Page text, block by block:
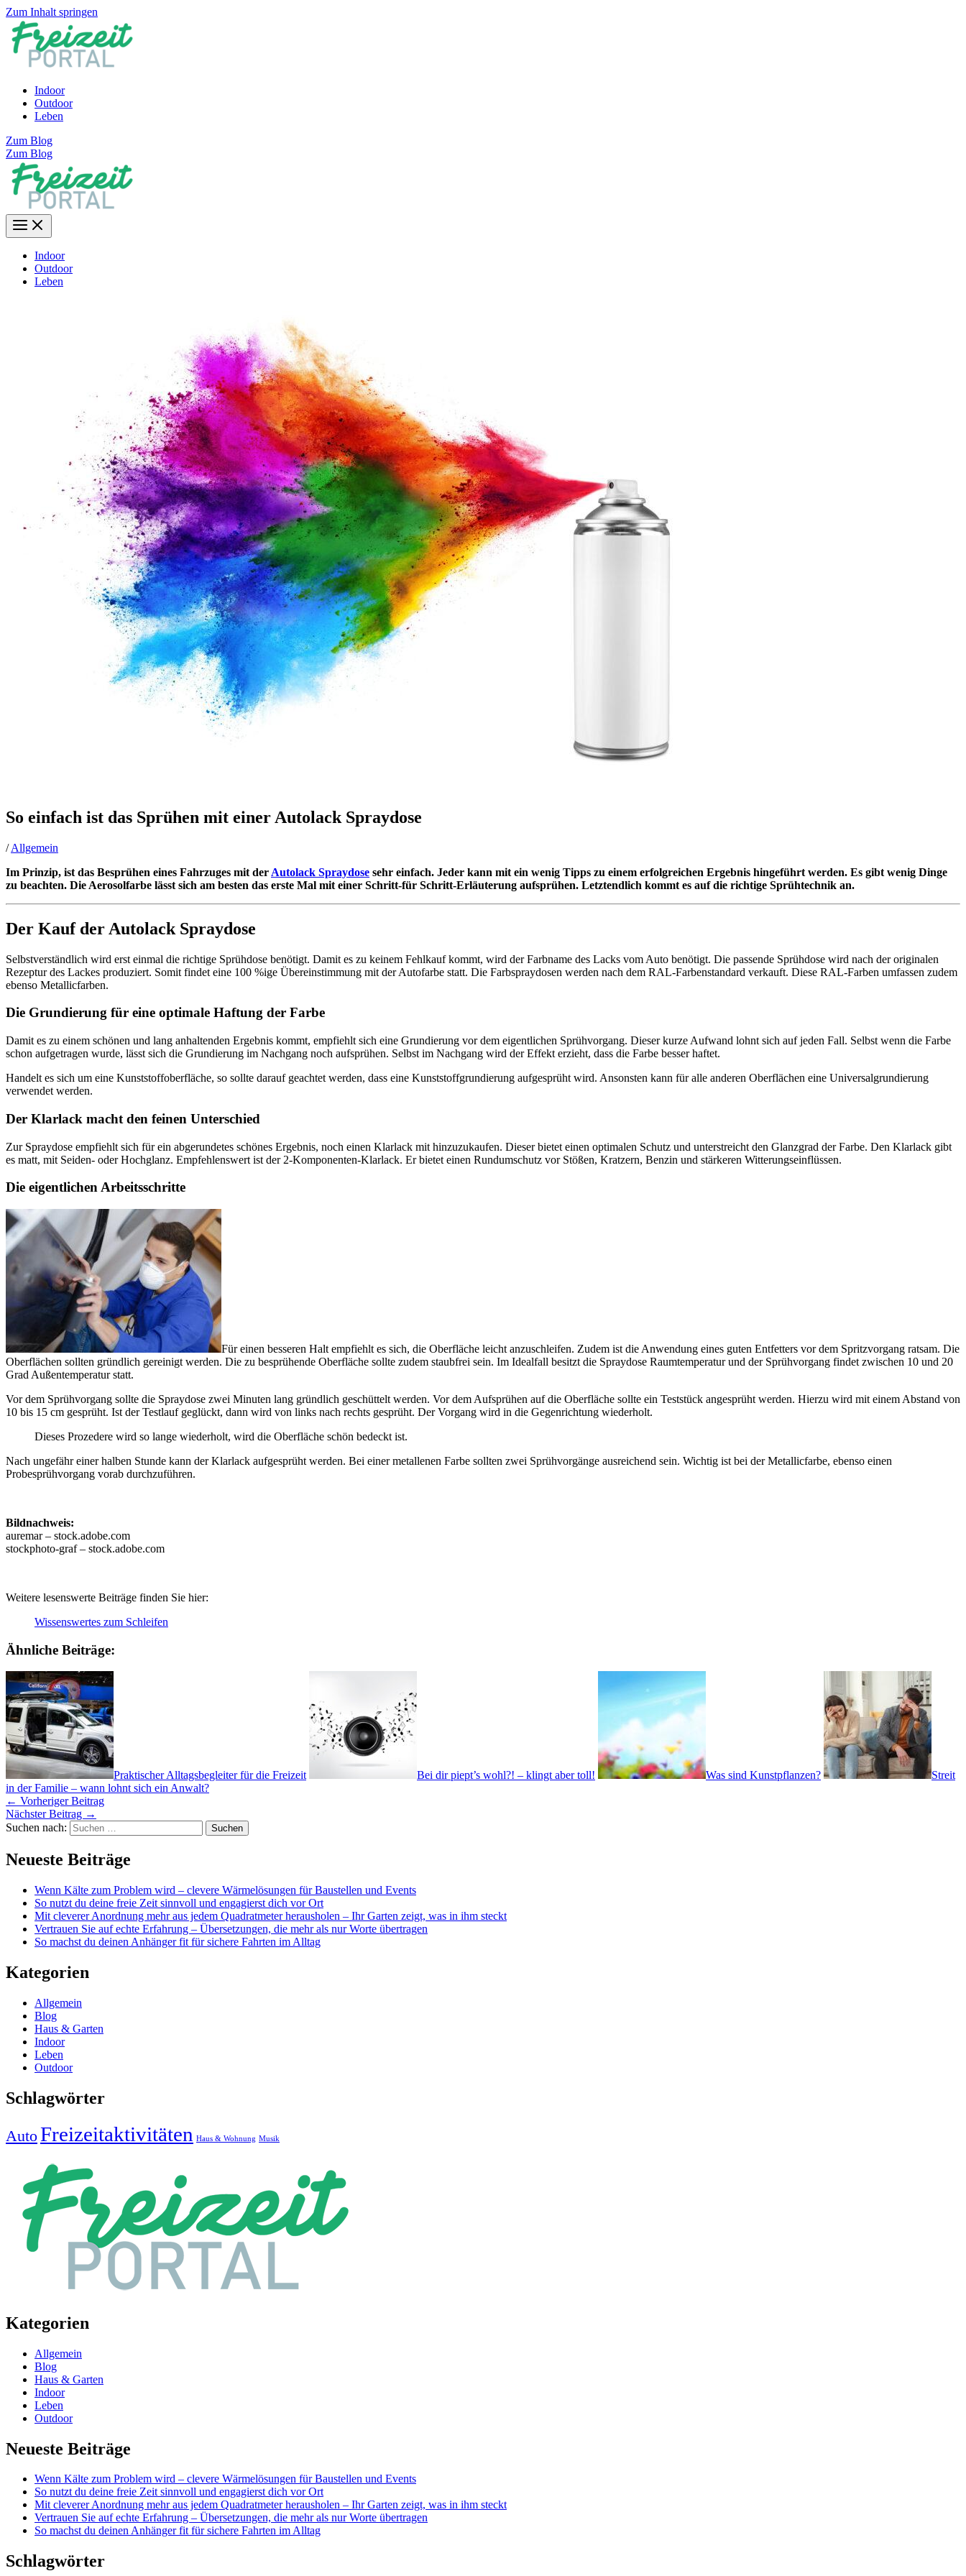
Zum Inhalt springen
Indoor
Outdoor
Leben
Zum Blog
Zum Blog
Indoor
Outdoor
Leben
So einfach ist das Sprühen mit einer Autolack Spraydose
/Allgemein
Im Prinzip, ist das Besprühen eines Fahrzuges mit der Autolack Spraydose sehr einfach. Jeder kann mit ein wenig Tipps zu einem erfolgreichen Ergebnis hingeführt werden. Es gibt wenig Dinge
zu beachten. Die Aerosolfarbe lässt sich am besten das erste Mal mit einer Schritt-für Schritt-Erläuterung aufsprühen. Letztendlich kommt es auf die richtige Sprühtechnik an.
Der Kauf der Autolack Spraydose
Selbstverständlich wird erst einmal die richtige Sprühdose benötigt. Damit es zu keinem Fehlkauf kommt, wird der Farbname des Lacks vom Auto benötigt. Die passende Sprühdose wird nach der originalen
Rezeptur des Lackes produziert. Somit findet eine 100 %ige Übereinstimmung mit der Autofarbe statt. Die Farbspraydosen werden nach dem RAL-Farbenstandard verkauft. Diese RAL-Farben umfassen zudem
ebenso Metallicfarben.
Die Grundierung für eine optimale Haftung der Farbe
Damit es zu einem schönen und lang anhaltenden Ergebnis kommt, empfiehlt sich eine Grundierung vor dem eigentlichen Sprühvorgang. Dieser kurze Aufwand lohnt sich auf jeden Fall. Selbst wenn die Farbe
schon aufgetragen wurde, lässt sich die Grundierung im Nachgang noch aufsprühen. Selbst im Nachgang wird der Effekt erzieht, dass die Farbe besser haftet.
Handelt es sich um eine Kunststoffoberfläche, so sollte darauf geachtet werden, dass eine Kunststoffgrundierung aufgesprüht wird. Ansonsten kann für alle anderen Oberflächen eine Universalgrundierung
verwendet werden.
Der Klarlack macht den feinen Unterschied
Zur Spraydose empfiehlt sich für ein abgerundetes schönes Ergebnis, noch einen Klarlack mit hinzuzukaufen. Dieser bietet einen optimalen Schutz und unterstreicht den Glanzgrad der Farbe. Den Klarlack gibt
es matt, mit Seiden- oder Hochglanz. Empfehlenswert ist der 2-Komponenten-Klarlack. Er bietet einen Rundumschutz vor Stößen, Kratzern, Benzin und stärkeren Witterungseinflüssen.
Die eigentlichen Arbeitsschritte
Für einen besseren Halt empfiehlt es sich, die Oberfläche leicht anzuschleifen. Zudem ist die Anwendung eines guten Entfetters vor dem Spritzvorgang ratsam. Die
Oberflächen sollten gründlich gereinigt werden. Die zu besprühende Oberfläche sollte zudem staubfrei sein. Im Idealfall besitzt die Spraydose Raumtemperatur und der Sprühvorgang findet zwischen 10 und 20
Grad Außentemperatur statt.
Vor dem Sprühvorgang sollte die Spraydose zwei Minuten lang gründlich geschüttelt werden. Vor dem Aufsprühen auf die Oberfläche sollte ein Teststück angesprüht werden. Hierzu wird mit einem Abstand von
10 bis 15 cm gesprüht. Ist der Testlauf geglückt, dann wird von links nach rechts gesprüht. Der Vorgang wird in die Gegenrichtung wiederholt.
Dieses Prozedere wird so lange wiederholt, wird die Oberfläche schön bedeckt ist.
Nach ungefähr einer halben Stunde kann der Klarlack aufgesprüht werden. Bei einer metallenen Farbe sollten zwei Sprühvorgänge ausreichend sein. Wichtig ist bei der Metallicfarbe, ebenso einen
Probesprühvorgang vorab durchzuführen.
Bildnachweis:
auremar – stock.adobe.com
stockphoto-graf – stock.adobe.com
Weitere lesenswerte Beiträge finden Sie hier:
Wissenswertes zum Schleifen
Ähnliche Beiträge:
Praktischer Alltagsbegleiter für die Freizeit Bei dir piept’s wohl?! – klingt aber toll! Was sind Kunstpflanzen?
Streit
in der Familie – wann lohnt sich ein Anwalt?
← Vorheriger Beitrag
Nächster Beitrag →
Suchen nach:
Neueste Beiträge
Wenn Kälte zum Problem wird – clevere Wärmelösungen für Baustellen und Events
So nutzt du deine freie Zeit sinnvoll und engagierst dich vor Ort
Mit cleverer Anordnung mehr aus jedem Quadratmeter herausholen – Ihr Garten zeigt, was in ihm steckt
Vertrauen Sie auf echte Erfahrung – Übersetzungen, die mehr als nur Worte übertragen
So machst du deinen Anhänger fit für sichere Fahrten im Alltag
Kategorien
Allgemein
Blog
Haus & Garten
Indoor
Leben
Outdoor
Schlagwörter
AutoFreizeitaktivitäten Haus & Wohnung Musik
Kategorien
Allgemein
Blog
Haus & Garten
Indoor
Leben
Outdoor
Neueste Beiträge
Wenn Kälte zum Problem wird – clevere Wärmelösungen für Baustellen und Events
So nutzt du deine freie Zeit sinnvoll und engagierst dich vor Ort
Mit cleverer Anordnung mehr aus jedem Quadratmeter herausholen – Ihr Garten zeigt, was in ihm steckt
Vertrauen Sie auf echte Erfahrung – Übersetzungen, die mehr als nur Worte übertragen
So machst du deinen Anhänger fit für sichere Fahrten im Alltag
Schlagwörter